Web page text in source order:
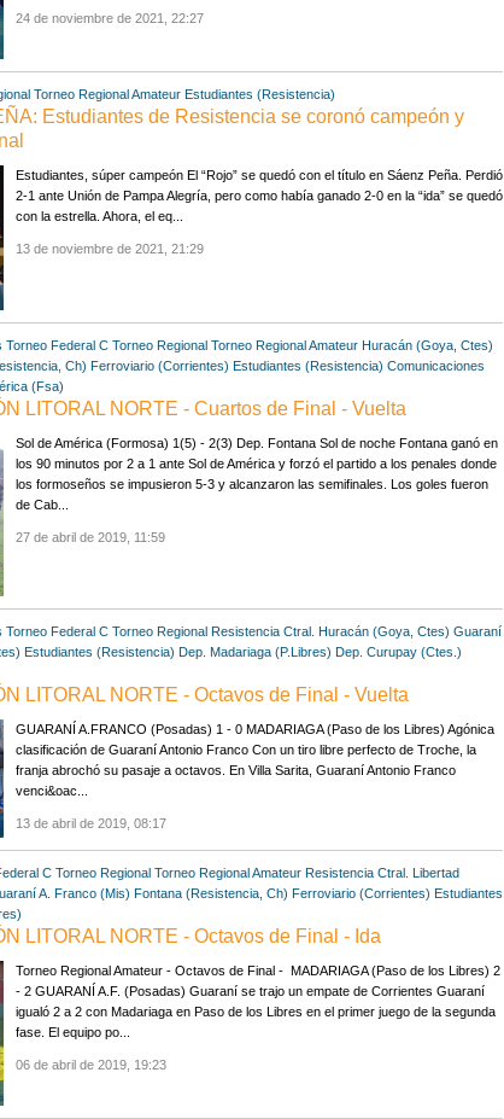
24 de noviembre de 2021, 22:27
Torneo Regional Amateur Estudiantes (Resistencia)
Estudiantes de Resistencia se coronó campeón y
Estudiantes, súper campeón El “Rojo” se quedó con el título en Sáenz Peña. Perdió
2-1 ante Unión de Pampa Alegría, pero como había ganado 2-0 en la “ida” se quedó
con la estrella. Ahora, el eq...
13 de noviembre de 2021, 21:29
Torneo Federal C Torneo Regional Torneo Regional Amateur Huracán (Goya, Ctes)
Ch) Ferroviario (Corrientes) Estudiantes (Resistencia) Comunicaciones
(Fsa)
LITORAL NORTE - Cuartos de Final - Vuelta
Sol de América (Formosa) 1(5) - 2(3) Dep. Fontana Sol de noche Fontana ganó en
los 90 minutos por 2 a 1 ante Sol de América y forzó el partido a los penales donde
los formoseños se impusieron 5-3 y alcanzaron las semifinales. Los goles fueron
de Cab...
27 de abril de 2019, 11:59
Torneo Federal C Torneo Regional Resistencia Ctral. Huracán (Goya, Ctes) Guaraní
Estudiantes (Resistencia) Dep. Madariaga (P.Libres) Dep. Curupay (Ctes.)
LITORAL NORTE - Octavos de Final - Vuelta
GUARANÍ A.FRANCO (Posadas) 1 - 0 MADARIAGA (Paso de los Libres) Agónica
clasificación de Guaraní Antonio Franco Con un tiro libre perfecto de Troche, la
franja abrochó su pasaje a octavos. En Villa Sarita, Guaraní Antonio Franco
venci&oac...
13 de abril de 2019, 08:17
C Torneo Regional Torneo Regional Amateur Resistencia Ctral. Libertad
A. Franco (Mis) Fontana (Resistencia, Ch) Ferroviario (Corrientes) Estudiantes
LITORAL NORTE - Octavos de Final - Ida
Torneo Regional Amateur - Octavos de Final - MADARIAGA (Paso de los Libres) 2
- 2 GUARANÍ A.F. (Posadas) Guaraní se trajo un empate de Corrientes Guaraní
igualó 2 a 2 con Madariaga en Paso de los Libres en el primer juego de la segunda
fase. El equipo po...
06 de abril de 2019, 19:23